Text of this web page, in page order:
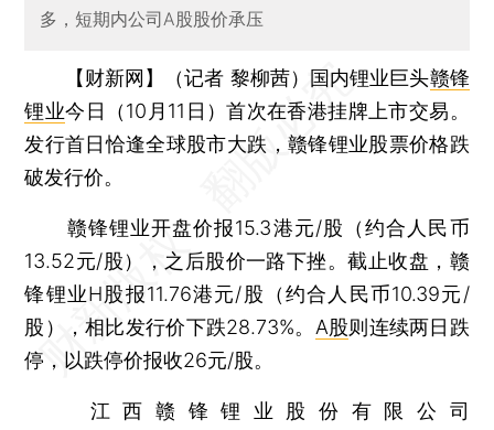
多，短期内公司A股股价承压
【财新网】（记者 黎柳茜） 国内锂业巨头赣锋
锂业今日（10月11日）首次在香港挂牌上市交易。
发行首日恰逢全球股市大跌，赣锋锂业股票价格跌
破发行价。
赣锋锂业开盘价报15.3港元/股（约合人民币
13.52元/股），之后股价一路下挫。截止收盘，赣
锋锂业H股报11.76港元/股（约合人民币10.39元/
股），相比发行价下跌28.73%。 A股则连续两日跌
停，以跌停价报收26元/股。
江西赣锋锂业股份有限公司